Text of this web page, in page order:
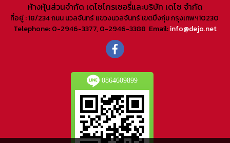
ห้างหุ้นส่วนจํากัด เดโชโกรเซอรี่และบริษัท เดโช จํากัด
ที่อยู่ : 18/234 ถนน นวลจันทร์ แขวงนวลจันทร์ เขตบึงกุ่ม กรุงเทพฯ10230
Telephone: 0-2946-3377, 0-2946-3388 Email:info@dejo.net
0864609899